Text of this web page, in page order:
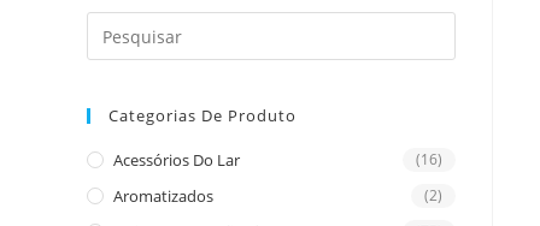
Escape
Categorias De Produto
Acessórios Do Lar (16)
Aromatizados (2)